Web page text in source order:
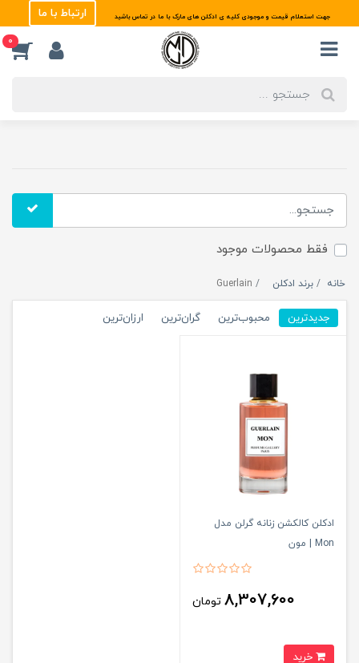
جهت استعلام قیمت و موجودی کلیه ی ادکلن های مارک با ما در تماس باشید ارتباط با ما
0
فقط محصولات موجود
خانه برند ادکلن Guerlain
جدیدترین محبوب‌ترین گران‌ترین ارزان‌ترین
ادکلن کالکشن زنانه گرلن مدل
Mon | مون
8,307,600 تومان